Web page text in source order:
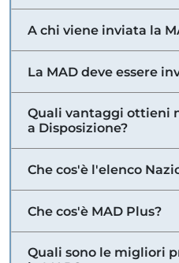
A chi viene inviata la
La MAD deve essere
Quali vantaggi ottieni
a Disposizione?
Che cos'è l'elenco
Che cos'è MAD Plus?
Quali sono le migliori